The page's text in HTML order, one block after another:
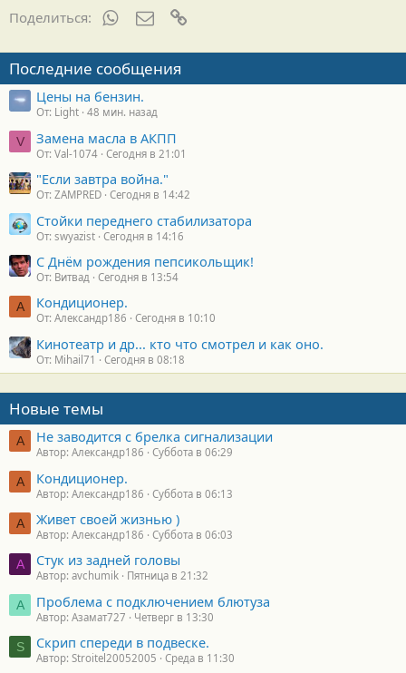
Поделиться: WhatsAppЭлектронная почта
Последние сообщения
Цены на бензин.
От: Light 48 мин. назад
V Замена масла в АКПП
От: Val-1074 Сегодня в 21:01
"Если завтра война."
От: ZAMPRED Сегодня в 14:42
Стойки переднего стабилизатора
От: swyazist Сегодня в 14:16
С Днём рождения пепсикольщик!
От: Витвад Сегодня в 13:54
А Кондиционер.
От: Александр186 Сегодня в 10:10
Кинотеатр и др... кто что смотрел и как оно.
От: Mihail71 Сегодня в 08:18
Новые темы
А Не заводится с брелка сигнализации
Автор: Александр186 Суббота в 06:29
А Кондиционер.
Автор: Александр186 Суббота в 06:13
А Живет своей жизнью )
Автор: Александр186 Суббота в 06:03
A Стук из задней головы
Автор: avchumik Пятница в 21:32
А Проблема с подключением блютуза
Автор: Азамат727 Четверг в 13:30
S Скрип спереди в подвеске.
Автор: Stroitel20052005 Среда в 11:30